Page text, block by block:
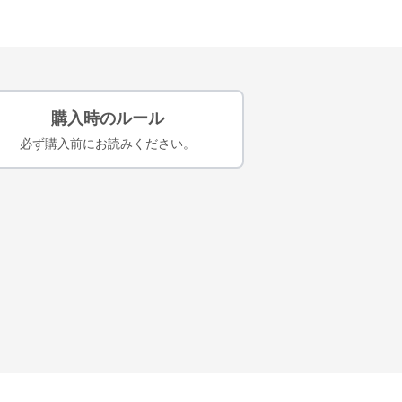
購入時のルール
必ず購入前にお読みください。